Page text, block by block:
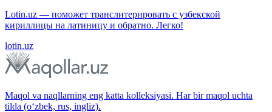
Lotin.uz — поможет транслитерировать с узбекской
кириллицы на латиницу и обратно. Легко!
lotin.uz
Maqol va naqllarning eng katta kolleksiyasi. Har bir maqol uchta
tilda (o‘zbek, rus, ingliz).